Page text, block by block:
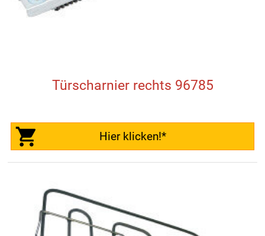
Türscharnier rechts 96785
Hier klicken!*